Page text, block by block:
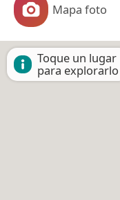
Mapa foto
Toque un lugar
para explorarlo